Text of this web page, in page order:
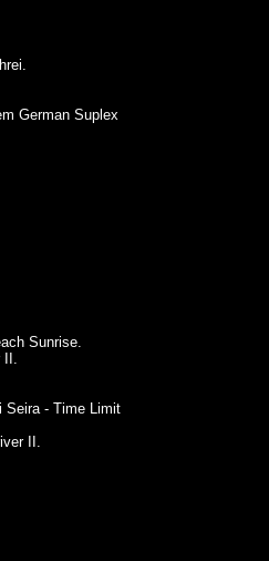
German Suplex
Sunrise.
II.
Seira - Time Limit
II.